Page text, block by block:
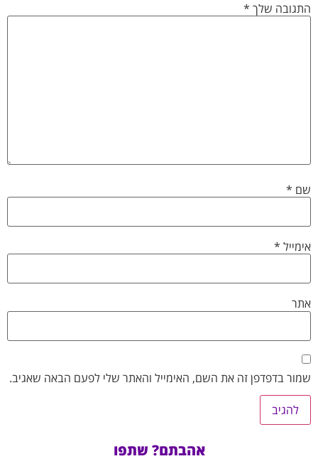
התגובה שלך*
שם *
אימייל*
אתר
שמור בדפדפן זה את השם, האימייל והאתר שלי לפעם הבאה שאגיב.
אהבתם? שתפו